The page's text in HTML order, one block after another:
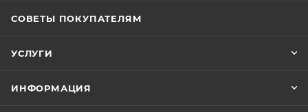
СОВЕТЫ ПОКУПАТЕЛЯМ
УСЛУГИ
ИНФОРМАЦИЯ